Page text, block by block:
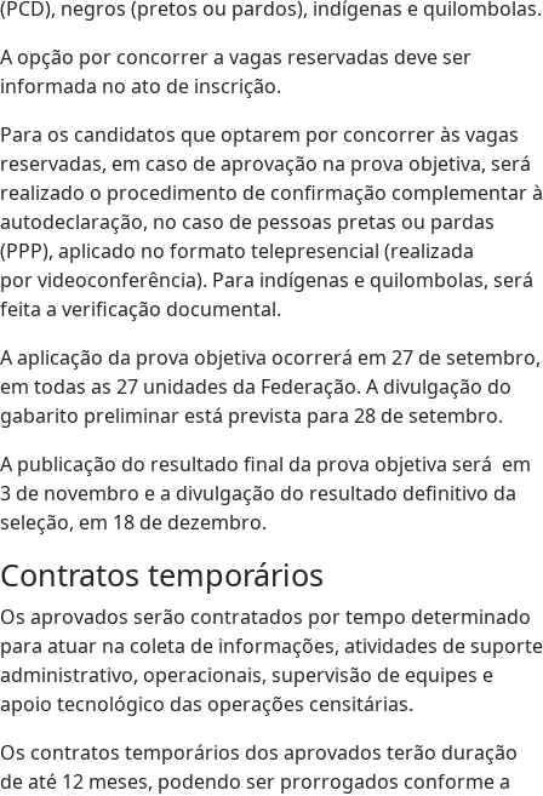
(PCD), negros (pretos ou pardos), indígenas e quilombolas.
A opção por concorrer a vagas reservadas deve ser
informada no ato de inscrição.
Para os candidatos que optarem por concorrer às vagas
reservadas, em caso de aprovação na prova objetiva, será
realizado o procedimento de confirmação complementar à
autodeclaração, no caso de pessoas pretas ou pardas
(PPP), aplicado no formato telepresencial (realizada
por videoconferência). Para indígenas e quilombolas, será
feita a verificação documental.
A aplicação da prova objetiva ocorrerá em 27 de setembro,
em todas as 27 unidades da Federação. A divulgação do
gabarito preliminar está prevista para 28 de setembro.
A publicação do resultado final da prova objetiva será em
3 de novembro e a divulgação do resultado definitivo da
seleção, em 18 de dezembro.
Contratos temporários
Os aprovados serão contratados por tempo determinado
para atuar na coleta de informações, atividades de suporte
administrativo, operacionais, supervisão de equipes e
apoio tecnológico das operações censitárias.
Os contratos temporários dos aprovados terão duração
de até 12 meses, podendo ser prorrogados conforme a